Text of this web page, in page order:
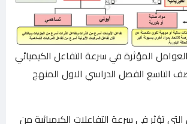
المؤثرة في سرعة التفاعل الكيميائي
التاسع الفصل الدراسي الاول المنهج
تؤثر في سرعة التفاعلات الكيميائية من